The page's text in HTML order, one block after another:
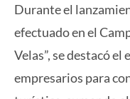
Durante el
efectuado en el
Velas”, se destacó
empresarios para